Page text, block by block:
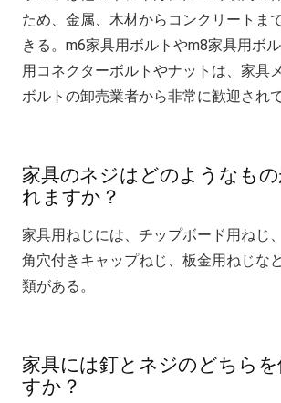
ため、金属、木材からコンクリートま
きる。m6家具用ボルトやm8家具用ボ
用コネクターボルトやナットは、家具
ボルトの卸売業者から非常に歓迎されて
家具のネジはどのようなも
れますか？
家具用ねじには、チップボード用ねじ
角穴付きキャップねじ、板金用ねじな
類がある。
家具には釘とネジのどちら
すか？